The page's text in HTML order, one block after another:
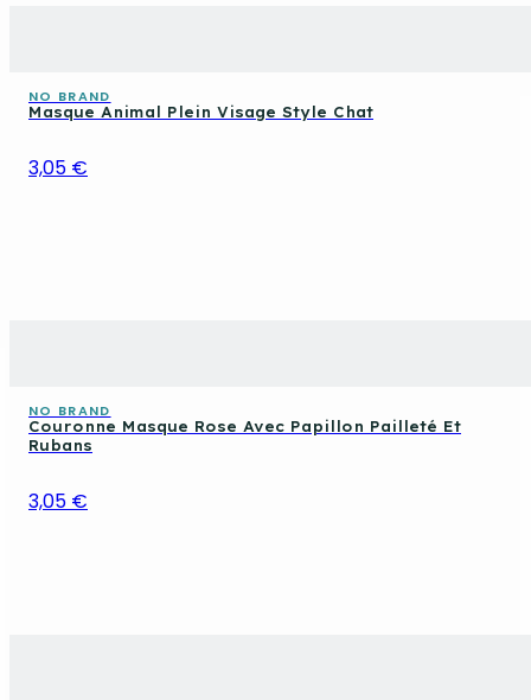
NO BRAND
Masque Animal Plein Visage Style Chat
3,05 €
NO BRAND
Couronne Masque Rose Avec Papillon Pailleté Et
Rubans
3,05 €